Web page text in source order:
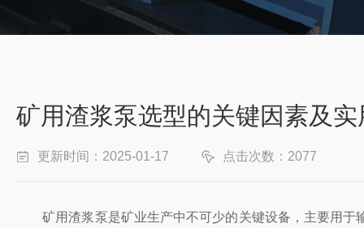
矿用渣浆泵选型的关键因素及实
更新时间：2025-01-17 点击次数：2077
矿用渣浆泵是矿业生产中不可少的关键设备，主要用于